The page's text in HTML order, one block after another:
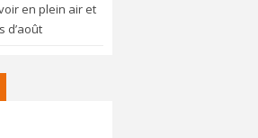
en plein air et
d’août